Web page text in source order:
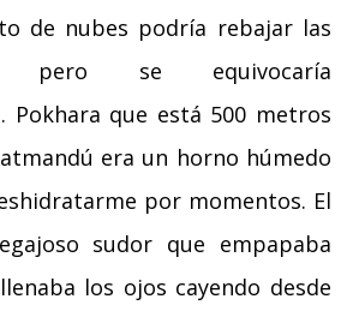
de nubes podría rebajar las
pero se equivocaría
Pokhara que está 500 metros
era un horno húmedo
por momentos. El
sudor que empapaba
los ojos cayendo desde